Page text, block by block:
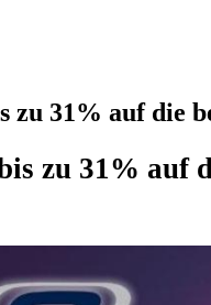
31% auf die
zu 31% auf